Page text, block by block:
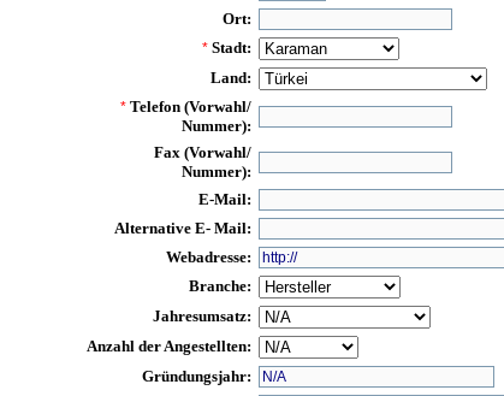
Ort:
* Stadt:
Land:
* Telefon (Vorwahl/
Nummer):
Fax (Vorwahl/
Nummer):
E-Mail:
Alternative E- Mail:
Webadresse:
Branche:
Jahresumsatz:
Anzahl der Angestellten:
Gründungsjahr: